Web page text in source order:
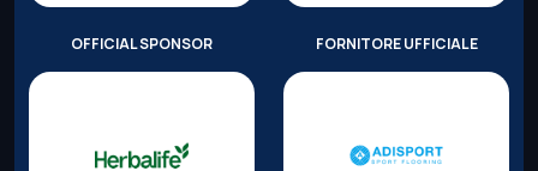
OFFICIAL SPONSOR FORNITORE UFFICIALE